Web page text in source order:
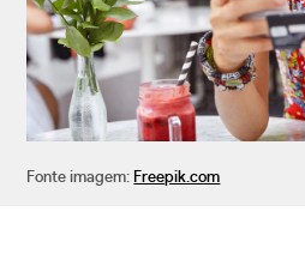
Fonte imagem: Freepik.com